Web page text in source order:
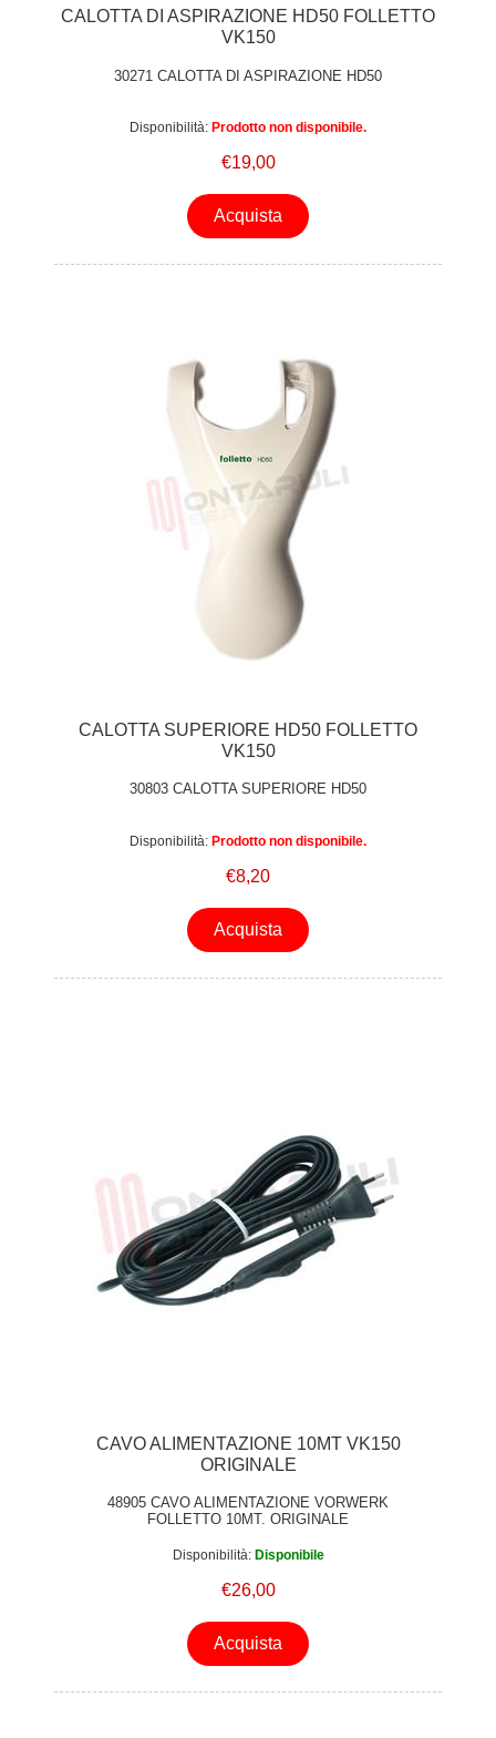
CALOTTA DI ASPIRAZIONE HD50 FOLLETTO
VK150
30271 CALOTTA DI ASPIRAZIONE HD50
Disponibilità: Prodotto non disponibile.
€19,00
Acquista
CALOTTA SUPERIORE HD50 FOLLETTO
VK150
30803 CALOTTA SUPERIORE HD50
Disponibilità: Prodotto non disponibile.
€8,20
Acquista
CAVO ALIMENTAZIONE 10MT VK150
ORIGINALE
48905 CAVO ALIMENTAZIONE VORWERK
FOLLETTO 10MT. ORIGINALE
Disponibilità: Disponibile
€26,00
Acquista